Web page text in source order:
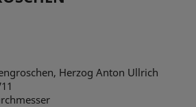
Herzog Anton Ullrich